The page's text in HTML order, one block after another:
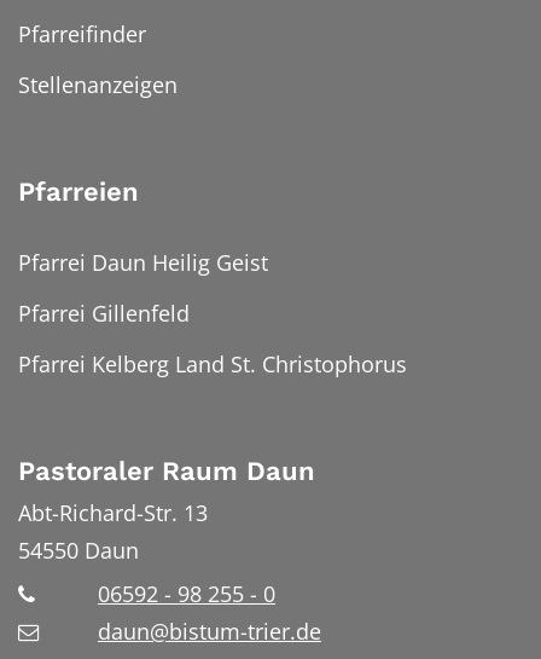
Pfarreifinder
Stellenanzeigen
Pfarreien
Pfarrei Daun Heilig Geist
Pfarrei Gillenfeld
Pfarrei Kelberg Land St. Christophorus
Pastoraler Raum Daun
Abt-Richard-Str. 13
54550 Daun
06592 - 98 255 - 0
daun@bistum-trier.de